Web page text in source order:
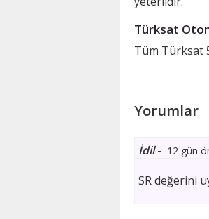
Türksat
Tüm Türksat
Yorumlar
İdil- 12 gün
SR değerini